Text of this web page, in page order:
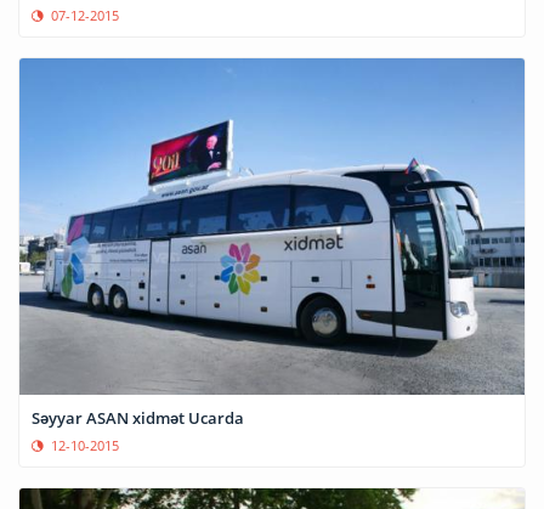
07-12-2015
Səyyar ASAN xidmət Ucarda
12-10-2015